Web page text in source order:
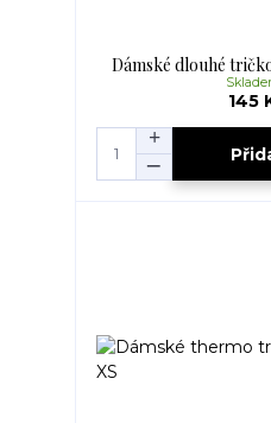
Dámské dlouhé
145